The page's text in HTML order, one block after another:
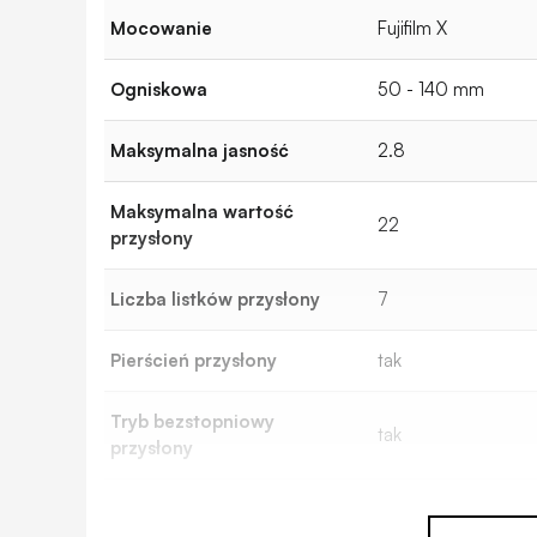
Mocowanie Fujifilm X
Ogniskowa 50 - 140 mm
Maksymalna jasność 2.8
Maksymalna wartość
przysłony
22
Liczba listków przysłony 7
Pierścień przysłony tak
Tryb bezstopniowy
przysłony
tak